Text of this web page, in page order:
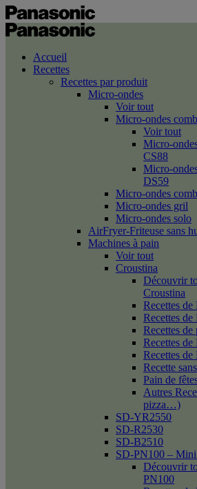
Accueil
Recettes
Recettes par produit
Micro-ondes
Voir tout
Micro-ondes
Voir tout
Micro-
CS88
Micro-
DS59
Micro-ondes
Micro-ondes gril
Micro-ondes solo
AirFryer-Friteuse sans
Machines à pain
Voir tout
Croustina
Découvrir
Croustina
Recettes de
Recettes de
Recettes de
Recettes de
Recettes de
Recette
Pain de
Autres
pizza…)
SD-YR2550
SD-R2530
SD-B2510
SD-PN100 – Mini
Découvrir
PN100